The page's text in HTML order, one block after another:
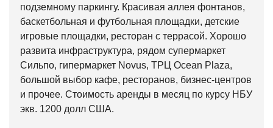
подземному паркингу. Красивая аллея фонтанов,
баскетбольная и футбольная площадки, детские
игровые площадки, ресторан с террасой. Хорошо
развита инфраструктура, рядом супермаркет
Сильпо, гипермаркет Novus, ТРЦ Ocean Plaza,
большой выбор кафе, ресторанов, бизнес-центров
и прочее. Стоимость аренды в месяц по курсу НБУ
экв. 1200 долл США.